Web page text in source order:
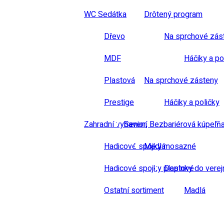
WC Sedátka
Dřevo
MDF
Plastová
Prestige
Zahradní vybavení
Hadicové spojky mosazné
Hadicové spojky plastové
Ostatní sortiment
Drôtený program
Na sprchové
Háčiky a
Na sprchové zásteny
Háčiky a poličky
Senior, Bezbariérová
Madlá
Doplnky do
Madlá